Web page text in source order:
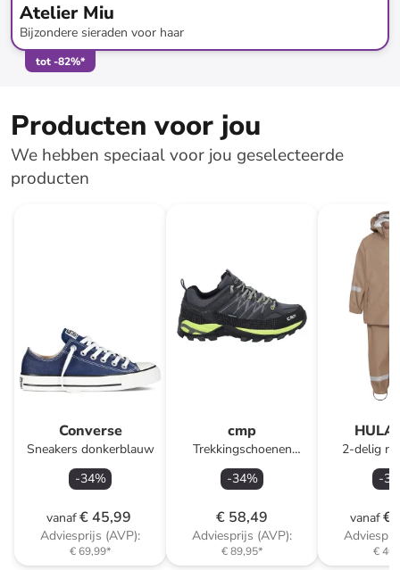
Atelier Miu
Bijzondere sieraden voor haar
tot-82%*
Producten voor jou
We hebben speciaal voor jou geselecteerde
producten
Converse
Sneakers donkerblauw
-34%
vanaf€ 45,99
Adviesprijs (AVP):
€ 69,99*
cmp
Trekkingschoenen
"Rigel" antraciet
-34%
€ 58,49
Adviesprijs (AVP):
€ 89,95*
2-delig
-32
vanaf€
€